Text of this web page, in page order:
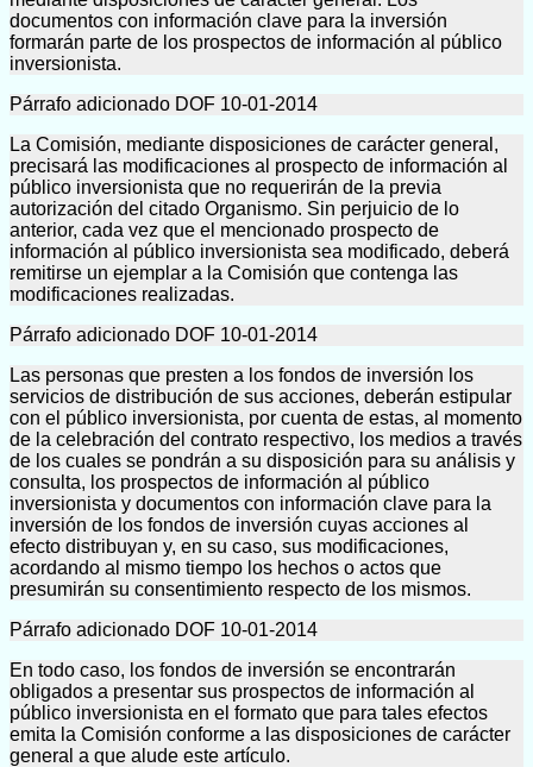
documentos con información clave para la inversión
formarán parte de los prospectos de información al público
inversionista.
Párrafo adicionado DOF 10-01-2014
La Comisión, mediante disposiciones de carácter general,
precisará las modificaciones al prospecto de información al
público inversionista que no requerirán de la previa
autorización del citado Organismo. Sin perjuicio de lo
anterior, cada vez que el mencionado prospecto de
información al público inversionista sea modificado, deberá
remitirse un ejemplar a la Comisión que contenga las
modificaciones realizadas.
Párrafo adicionado DOF 10-01-2014
Las personas que presten a los fondos de inversión los
servicios de distribución de sus acciones, deberán estipular
con el público inversionista, por cuenta de estas, al momento
de la celebración del contrato respectivo, los medios a través
de los cuales se pondrán a su disposición para su análisis y
consulta, los prospectos de información al público
inversionista y documentos con información clave para la
inversión de los fondos de inversión cuyas acciones al
efecto distribuyan y, en su caso, sus modificaciones,
acordando al mismo tiempo los hechos o actos que
presumirán su consentimiento respecto de los mismos.
Párrafo adicionado DOF 10-01-2014
En todo caso, los fondos de inversión se encontrarán
obligados a presentar sus prospectos de información al
público inversionista en el formato que para tales efectos
emita la Comisión conforme a las disposiciones de carácter
general a que alude este artículo.